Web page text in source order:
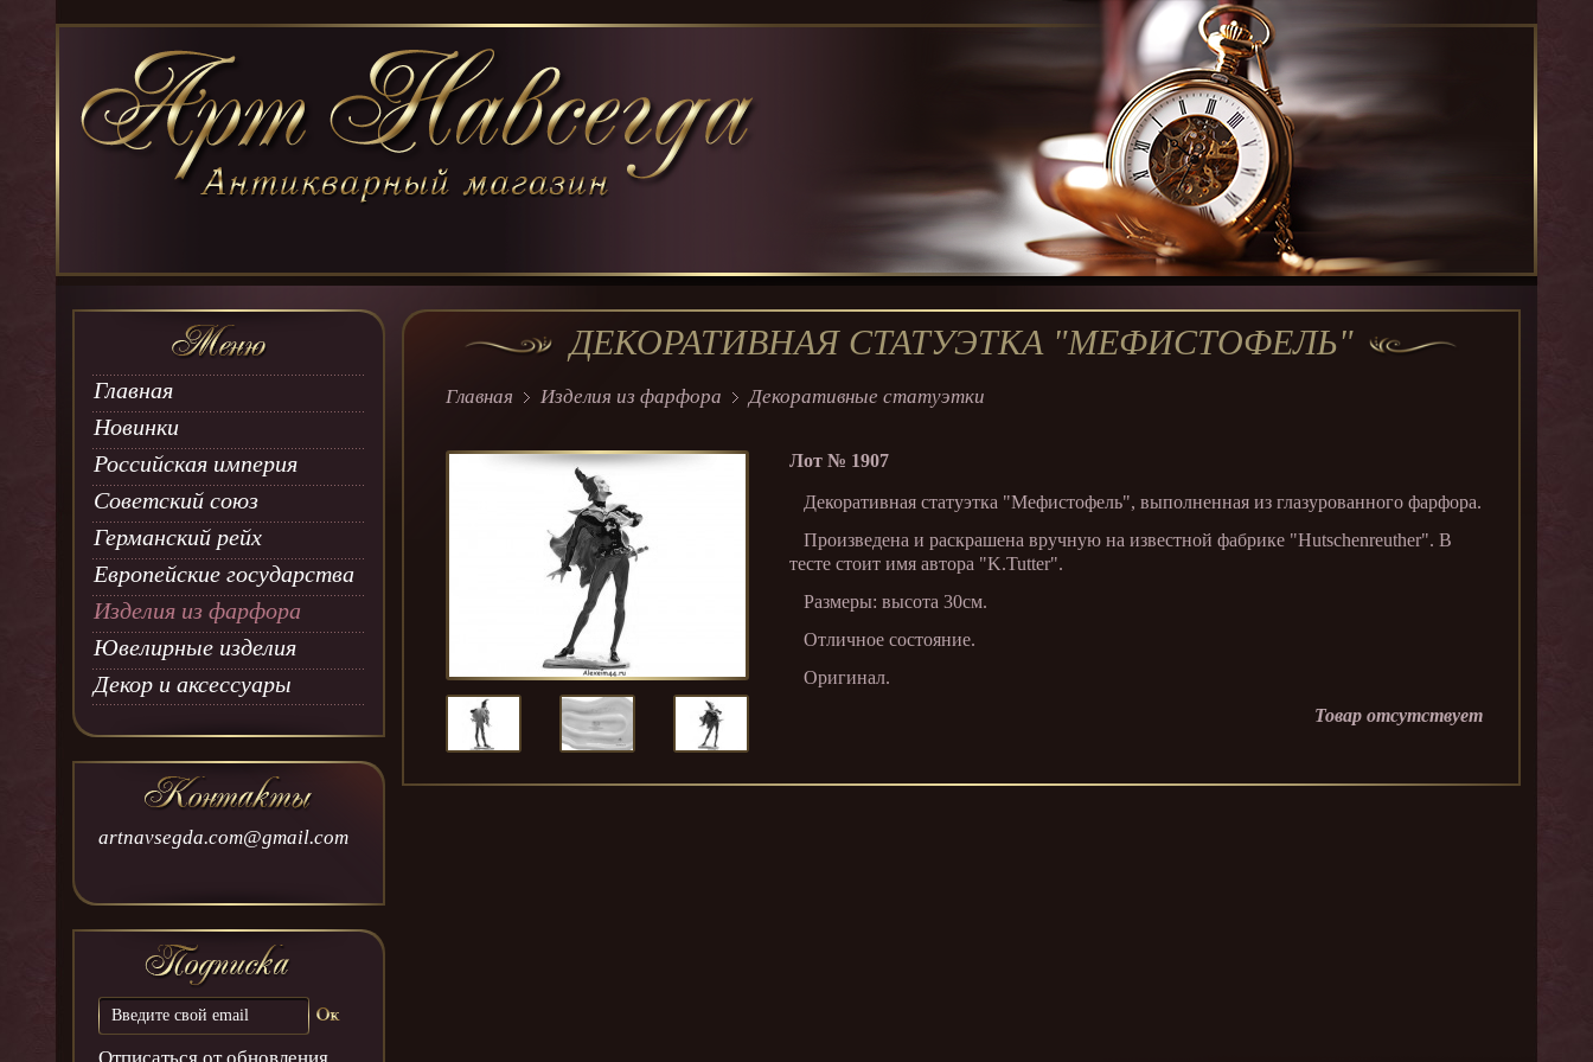
Главная
Новинки
Российская империя
Советский союз
Германский рейх
Европейские государства
Изделия из фарфора
Ювелирные изделия
Декор и аксессуары
artnavsegda.com@gmail.com
ДЕКОРАТИВНАЯ СТАТУЭТКА "МЕФИСТОФЕЛЬ"
Главная Изделия из фарфора Декоративные статуэтки
Лот № 1907
Декоративная статуэтка "Мефистофель", выполненная из глазурованного фарфора.
Произведена и раскрашена вручную на известной фабрике "Hutschenreuther". В
тесте стоит имя автора "K.Tutter".
Размеры: высота 30см.
Отличное состояние.
Оригинал.
Товар отсутствует